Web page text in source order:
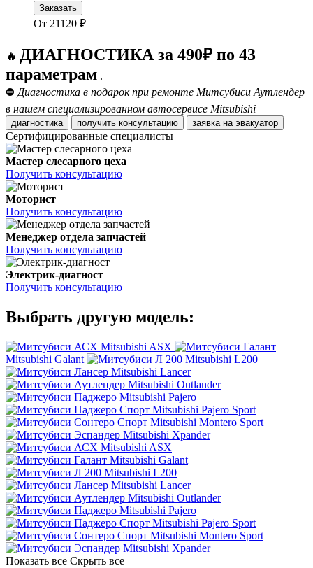
Заказать
От 21120 ₽
🔥 ДИАГНОСТИКА за 490₽ по 43
параметрам .
⛔ Диагностика в подарок при ремонте Митсубиси Аутлендер
в нашем специализированном автосервисе Mitsubishi
диагностика получить консультацию заявка на эвакуатор
Сертифицированные специалисты
Мастер слесарного цеха
Получить консультацию
Моторист
Получить консультацию
Менеджер отдела запчастей
Получить консультацию
Электрик-диагност
Получить консультацию
Выбрать другую модель:
Mitsubishi ASX
Mitsubishi Galant
Mitsubishi L200
Mitsubishi Lancer
Mitsubishi Outlander
Mitsubishi Pajero
Mitsubishi Pajero Sport
Mitsubishi Montero Sport
Mitsubishi Xpander
Mitsubishi ASX
Mitsubishi Galant
Mitsubishi L200
Mitsubishi Lancer
Mitsubishi Outlander
Mitsubishi Pajero
Mitsubishi Pajero Sport
Mitsubishi Montero Sport
Mitsubishi Xpander
Показать все Скрыть все